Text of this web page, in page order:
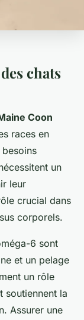
chats
Coon
races en
un
leur
crucial dans
corporels.
6 sont
et un pelage
un rôle
soutiennent la
Assurer une